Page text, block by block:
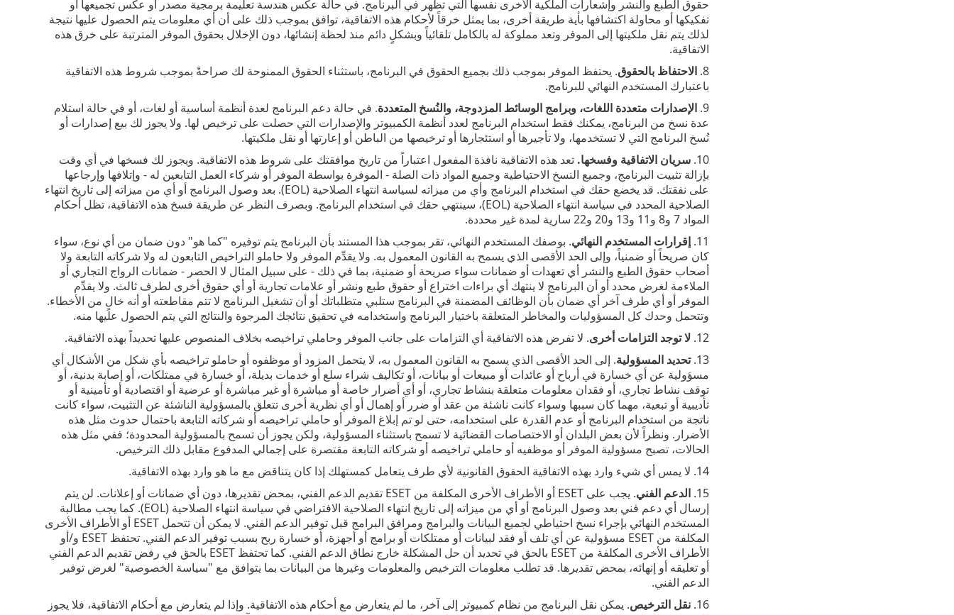
حقوق الطبع والنشر وإشعارات الملكية الأخرى نفسها التي تظهر في البرنامج. في حالة عكس هندسة تعليمة برمجية مصدر أو عكس تجميعها أو
تفكيكها أو محاولة اكتشافها بأية طريقة أخرى، بما يمثل خرقاً لأحكام هذه الاتفاقية، توافق بموجب ذلك على أن أي معلومات يتم الحصول عليها نتيجة
لذلك يتم نقل ملكيتها إلى الموفر وتعد مملوكة له بالكامل تلقائياً وبشكلٍ دائم منذ لحظة إنشائها، دون الإخلال بحقوق الموفر المترتبة على خرق هذه
الاتفاقية‎.
8. الاحتفاظ بالحقوق. يحتفظ الموفر بموجب ذلك بجميع الحقوق في البرنامج، باستثناء الحقوق الممنوحة لك صراحةً بموجب شروط هذه الاتفاقية
باعتبارك المستخدم النهائي للبرنامج.
9. الإصدارات متعددة اللغات، وبرامج الوسائط المزدوجة، والنُسخ المتعددة. في حالة دعم البرنامج لعدة أنظمة أساسية أو لغات، أو في حالة استلام
عدة نسخ من البرنامج، يمكنك فقط استخدام البرنامج لعدد أنظمة الكمبيوتر والإصدارات التي حصلت على ترخيص لها. ولا يجوز لك بيع إصدارات أو
نُسخ البرنامج التي لا تستخدمها، ولا تأجيرها أو استئجارها أو ترخيصها من الباطن أو إعارتها أو نقل ملكيتها.
10. سريان الاتفاقية وفسخها‎.
تعد هذه الاتفاقية نافذة المفعول اعتباراً من تاريخ موافقتك على شروط هذه الاتفاقية‎. ويجوز لك فسخها في أي وقت
بإزالة تثبيت البرنامج، وجميع النسخ الاحتياطية وجميع المواد ذات الصلة - الموفرة بواسطة الموفر أو شركاء العمل التابعين له - وإتلافها وإرجاعها
على نفقتك. قد يخضع حقك في استخدام البرنامج وأي من ميزاته لسياسة انتهاء الصلاحية (EOL). بعد وصول البرنامج أو أي من ميزاته إلى تاريخ انتهاء
الصلاحية المحدد في سياسة انتهاء الصلاحية (EOL)، سينتهي حقك في استخدام البرنامج. وبصرف النظر عن طريقة فسخ هذه الاتفاقية، تظل أحكام
المواد 7 و8 و11 و13 و20 و22 سارية لمدة غير محددة.
11. إقرارات المستخدم النهائي. بوصفك المستخدم النهائي، تقر بموجب هذا المستند بأن البرنامج يتم توفيره "كما هو" دون ضمان من أي نوع، سواء
كان صريحاً أو ضمنياً، وإلى الحد الأقصى الذي يسمح به القانون المعمول به. ولا يقدِّم الموفر ولا حاملو التراخيص التابعون له ولا شركاته التابعة ولا
أصحاب حقوق الطبع والنشر أي تعهدات أو ضمانات سواء صريحة أو ضمنية، بما في ذلك - على سبيل المثال لا الحصر - ضمانات الرواج التجاري أو
الملاءمة لغرض محدد أو أن البرنامج لا ينتهك أي براءات اختراع أو حقوق طبع ونشر أو علامات تجارية أو أي حقوق أخرى لطرف ثالث. ولا يقدِّم
الموفر أو أي طرف آخر أي ضمان بأن الوظائف المضمنة في البرنامج ستلبي متطلباتك أو أن تشغيل البرنامج لا تتم مقاطعته أو أنه خالٍ من الأخطاء.
وتتحمل وحدك كل المسؤوليات والمخاطر المتعلقة باختيار البرنامج واستخدامه في تحقيق نتائجك المرجوة والنتائج التي يتم الحصول عليها منه.
12. لا توجد التزامات أخرى. لا تفرض هذه الاتفاقية أي التزامات على جانب الموفر وحاملي تراخيصه بخلاف المنصوص عليها تحديداً بهذه الاتفاقية.
13. تحديد المسؤولية. إلى الحد الأقصى الذي يسمح به القانون المعمول به، لا يتحمل المزود أو موظفوه أو حاملو تراخيصه بأي شكل من الأشكال أي
مسؤولية عن أي خسارة في أرباح أو عائدات أو مبيعات أو بيانات، أو تكاليف شراء سلع أو خدمات بديلة، أو خسارة في ممتلكات، أو إصابة بدنية، أو
توقف نشاط تجاري، أو فقدان معلومات متعلقة بنشاط تجاري، أو أي أضرار خاصة أو مباشرة أو غير مباشرة أو عرضية أو اقتصادية أو تأمينية أو
تأديبية أو تبعية، مهما كان سببها وسواء كانت ناشئة من عقد أو ضرر أو إهمال أو أي نظرية أخرى تتعلق بالمسؤولية الناشئة عن التثبيت، سواء كانت
ناتجة من استخدام البرنامج أو عدم القدرة على استخدامه، حتى لو تم إبلاغ الموفر أو حاملي تراخيصه أو شركاته التابعة باحتمال حدوث مثل هذه
الأضرار. ونظراً لأن بعض البلدان أو الاختصاصات القضائية لا تسمح باستثناء المسؤولية، ولكن يجوز أن تسمح بالمسؤولية المحدودة؛ ففي مثل هذه
الحالات، تصبح مسؤولية الموفر أو موظفيه أو حاملي تراخيصه أو شركاته التابعة مقتصرة على إجمالي المدفوع مقابل ذلك الترخيص.
14. لا يمس أي شيء وارد بهذه الاتفاقية الحقوق القانونية لأي طرف يتعامل كمستهلك إذا كان يتناقض مع ما هو وارد بهذه الاتفاقية.
15. الدعم الفني
. يجب على ESET أو الأطراف الأخرى المكلفة من ESET تقديم الدعم الفني، بمحض تقديرها، دون أي ضمانات أو إعلانات. لن يتم
إرسال أي دعم فني بعد وصول البرنامج أو أي من ميزاته إلى تاريخ انتهاء الصلاحية الافتراضي في سياسة انتهاء الصلاحية (EOL). كما يجب مطالبة
المستخدم النهائي بإجراء نسخ احتياطي لجميع البيانات والبرامج ومرافق البرامج قبل توفير الدعم الفني‎. لا يمكن أن تتحمل ESET أو الأطراف الأخرى
المكلفة من ESET مسؤولية عن أي تلف أو فقد لبيانات أو ممتلكات أو برامج أو أجهزة، أو خسارة ربح بسبب توفير الدعم الفني. تحتفظ ESET و/أو
الأطراف الأخرى المكلفة من ESET بالحق في تحديد أن حل المشكلة خارج نطاق الدعم الفني. كما تحتفظ ESET بالحق في رفض تقديم الدعم الفني
أو تعليقه أو إنهائه، بمحض تقديرها. قد تطلب معلومات الترخيص والمعلومات وغيرها من البيانات بما يتوافق مع "سياسة الخصوصية" لغرض توفير
الدعم الفني.
16. نقل الترخيص
. يمكن نقل البرنامج من نظام كمبيوتر إلى آخر، ما لم يتعارض مع أحكام هذه الاتفاقية‎. وإذا لم يتعارض مع أحكام الاتفاقية، فلا يجوز